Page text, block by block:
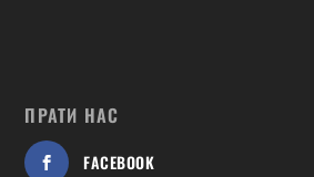
ПРАТИ НАС
FACEBOOK